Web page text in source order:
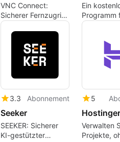
VNC Connect:
Sicherer Fernzugriff
für
Webanwendungen
Ein
Programm
Media
3.3 Abonnement
Seeker
SEEKER: Sicherer
KI-gestützter
5
Hostinger
Verwalten
Projekte,